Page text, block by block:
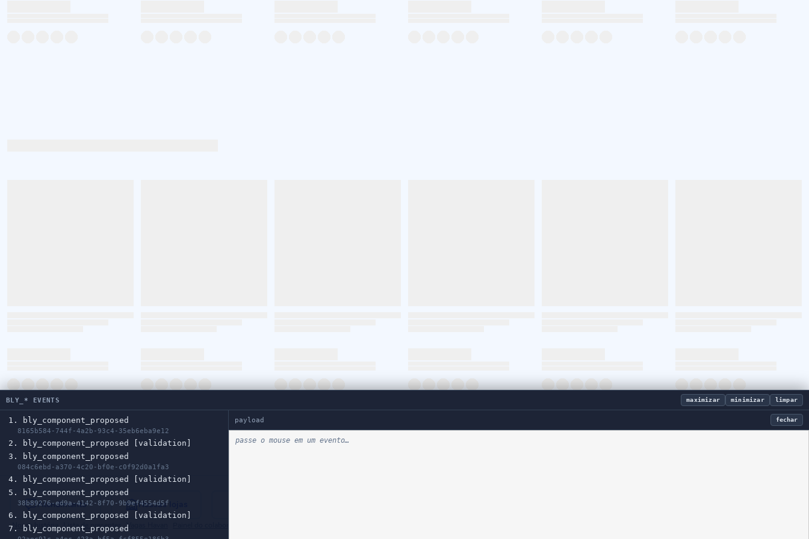
Atendimento Nossas lojas
Nossa história Lista de presentes Vagas Havan
BLY_* EVENTS maximizar minimizar limpar
1. bly_component_proposed
8165b584-744f-4a2b-93c4-35eb6eba9e12
2. bly_component_proposed [validation]
3. bly_component_proposed
084c6ebd-a370-4c20-bf0e-c0f92d0a1fa3
4. bly_component_proposed [validation]
5. bly_component_proposed
38b89276-ed9a-4142-8f70-9b9ef4554d5f
6. bly_component_proposed [validation]
7. bly_component_proposed
payload fechar
passe o mouse em um evento…